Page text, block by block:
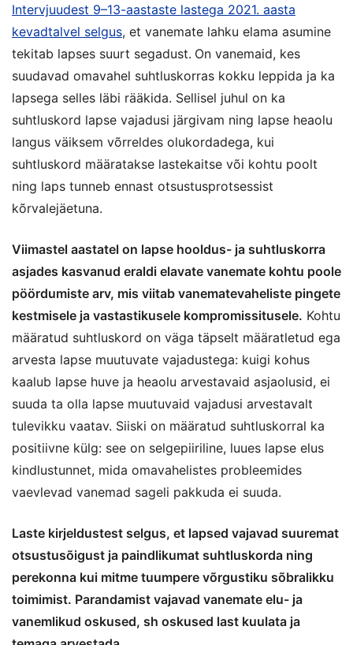
Intervjuudest 9–13-aastaste lastega 2021. aasta
kevadtalvel selgus, et vanemate lahku elama asumine
tekitab lapses suurt segadust. On vanemaid, kes
suudavad omavahel suhtluskorras kokku leppida ja ka
lapsega selles läbi rääkida. Sellisel juhul on ka
suhtluskord lapse vajadusi järgivam ning lapse heaolu
langus väiksem võrreldes olukordadega, kui
suhtluskord määratakse lastekaitse või kohtu poolt
ning laps tunneb ennast otsustusprotsessist
kõrvalejäetuna.
Viimastel aastatel on lapse hooldus- ja suhtluskorra
asjades kasvanud eraldi elavate vanemate kohtu poole
pöördumiste arv, mis viitab vanematevaheliste pingete
kestmisele ja vastastikusele kompromissitusele. Kohtu
määratud suhtluskord on väga täpselt määratletud ega
arvesta lapse muutuvate vajadustega: kuigi kohus
kaalub lapse huve ja heaolu arvestavaid asjaolusid, ei
suuda ta olla lapse muutuvaid vajadusi arvestavalt
tulevikku vaatav. Siiski on määratud suhtluskorral ka
positiivne külg: see on selgepiiriline, luues lapse elus
kindlustunnet, mida omavahelistes probleemides
vaevlevad vanemad sageli pakkuda ei suuda.
Laste kirjeldustest selgus, et lapsed vajavad suuremat
otsustusõigust ja paindlikumat suhtluskorda ning
perekonna kui mitme tuumpere võrgustiku sõbralikku
toimimist. Parandamist vajavad vanemate elu- ja
vanemlikud oskused, sh oskused last kuulata ja